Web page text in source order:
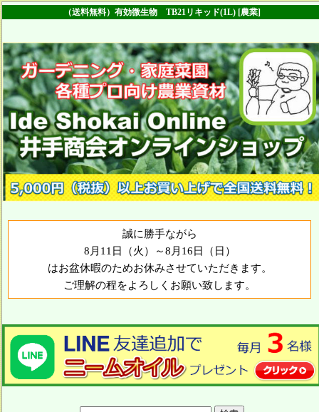
（送料無料）有効微生物 TB21リキッド(1L) [農業]
誠に勝手ながら
8月11日（火）～8月16日（日）
はお盆休暇のためお休みさせていただきます。
ご理解の程をよろしくお願い致します。